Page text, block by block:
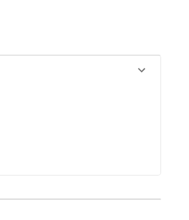
magnetico, tambem possibilita